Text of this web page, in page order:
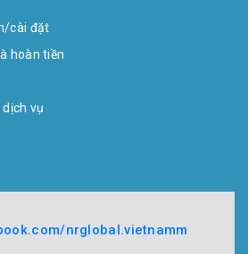
cài đặt
hoàn tiền
vụ
nrglobal.vietnamm